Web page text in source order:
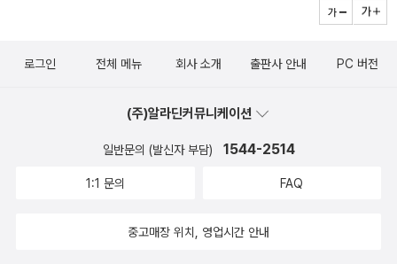
독일의 주택정책들은 임대인과 임차인 사이에서 이루어진 많은
된 결과이다. 독일의 경험에서 우리가 가장 뚜렷하게 얻을 수 있
지, 무엇이어야 하는지에 대한 더 많은 사회적 논의를 해야 한다
는 것이다. 이를 통해 집에 대한 사회적 관점이 ‘집을 살 가능성이
정책이 어떻게 얼마나 추진되고 있는가’로 바뀐다면 한국의 주택
로그인 전체 메뉴 회사 소개 출판사 안내 PC 버전
(주)알라딘커뮤니케이션
일반문의 (발신자 부담) 1544-2514
1:1 문의 FAQ
중고매장 위치, 영업시간 안내